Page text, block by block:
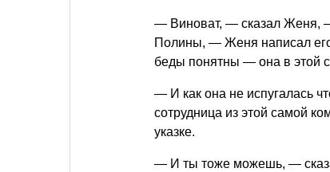
— Виноват, — сказал Женя, —
Полины, — Женя написал
беды понятны — она в этой
— И как она не испугалась
сотрудница из этой самой
указке.
— И ты тоже можешь, —